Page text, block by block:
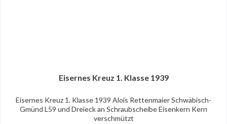
Eisernes Kreuz 1. Klasse 1939
Eisernes Kreuz 1. Klasse 1939 Alois Rettenmaier Schwäbisch-
Gmünd L59 und Dreieck an Schraubscheibe Eisenkern Kern
verschmützt